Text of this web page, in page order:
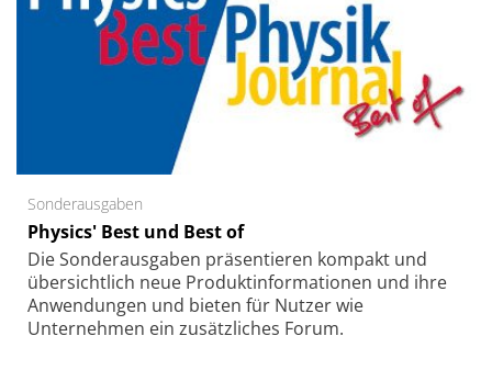
Sonderausgaben
Physics' Best und Best of
Die Sonder­ausgaben präsentieren kompakt und
übersichtlich neue Produkt­informationen und ihre
Anwendungen und bieten für Nutzer wie
Unternehmen ein zusätzliches Forum.